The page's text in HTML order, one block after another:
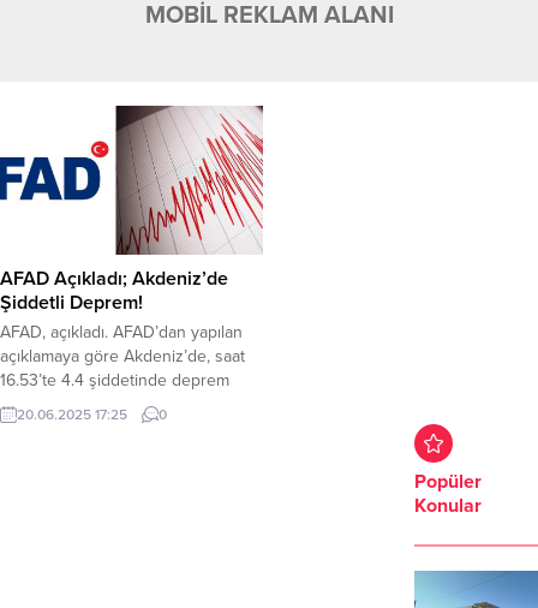
MOBİL REKLAM ALANI
AFAD Açıkladı; Akdeniz’de
Şiddetli Deprem!
AFAD, açıkladı. AFAD’dan yapılan
açıklamaya göre Akdeniz’de, saat
16.53’te 4.4 şiddetinde deprem
oldu. Afet ve Acil Durum Yönetimi
Başkanlığı (AFAD) sosyal medya
20.06.2025 17:25 0
Popüler
Konular